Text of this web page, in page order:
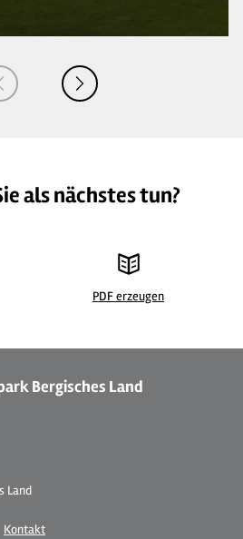
als nächstes tun?
PDF erzeugen
Bergisches Land
Land
Kontakt